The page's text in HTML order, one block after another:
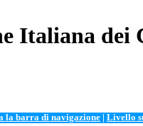
Italiana dei
la barra di navigazione Livello